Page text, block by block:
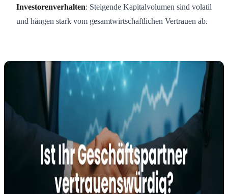
Investorenverhalten: Steigende Kapitalvolumen sind volatil
und hängen stark vom gesamtwirtschaftlichen Vertrauen ab.